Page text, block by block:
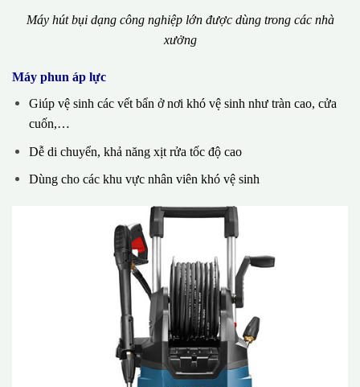
Máy hút bụi dạng công nghiệp lớn được dùng trong các nhà
xưởng
Máy phun áp lực
Giúp vệ sinh các vết bẩn ở nơi khó vệ sinh như tràn cao, cửa
cuốn,…
Dễ di chuyển, khả năng xịt rửa tốc độ cao
Dùng cho các khu vực nhân viên khó vệ sinh